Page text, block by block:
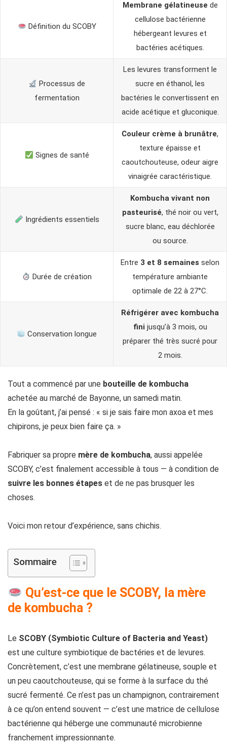
Définition du SCOBY
Membrane gélatineuse de
cellulose bactérienne
hébergeant levures et
bactéries acétiques.
Processus de
fermentation
Les levures transforment le
sucre en éthanol, les
bactéries le convertissent en
acide acétique et gluconique.
Signes de santé
Couleur crème à brunâtre,
texture épaisse et
caoutchouteuse, odeur aigre
vinaigrée caractéristique.
Ingrédients essentiels
Kombucha vivant non
pasteurisé, thé noir ou vert,
sucre blanc, eau déchlorée
ou source.
Durée de création
Entre 3 et 8 semaines selon
température ambiante
optimale de 22 à 27°C.
Conservation longue
Réfrigérer avec kombucha
fini jusqu’à 3 mois, ou
préparer thé très sucré pour
2 mois.
Tout a commencé par une bouteille de kombucha
achetée au marché de Bayonne, un samedi matin.
En la goûtant, j’ai pensé : « si je sais faire mon axoa et mes
chipirons, je peux bien faire ça. »
Fabriquer sa propre mère de kombucha, aussi appelée
SCOBY, c’est finalement accessible à tous — à condition de
suivre les bonnes étapes et de ne pas brusquer les
choses.
Voici mon retour d’expérience, sans chichis.
Sommaire
Qu’est-ce que le SCOBY, la mère
de kombucha ?
Le SCOBY (Symbiotic Culture of Bacteria and Yeast)
est une culture symbiotique de bactéries et de levures.
Concrètement, c’est une membrane gélatineuse, souple et
un peu caoutchouteuse, qui se forme à la surface du thé
sucré fermenté. Ce n’est pas un champignon, contrairement
à ce qu’on entend souvent — c’est une matrice de cellulose
bactérienne qui héberge une communauté microbienne
franchement impressionnante.